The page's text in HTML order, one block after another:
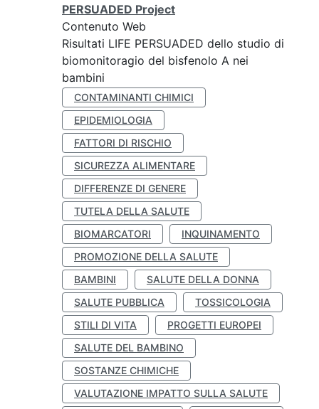
PERSUADED Project
Contenuto Web
Risultati LIFE PERSUADED dello studio di
biomonitoragio del bisfenolo A nei
bambini
CONTAMINANTI CHIMICI
EPIDEMIOLOGIA
FATTORI DI RISCHIO
SICUREZZA ALIMENTARE
DIFFERENZE DI GENERE
TUTELA DELLA SALUTE
BIOMARCATORI
INQUINAMENTO
PROMOZIONE DELLA SALUTE
BAMBINI
SALUTE DELLA DONNA
SALUTE PUBBLICA
TOSSICOLOGIA
STILI DI VITA
PROGETTI EUROPEI
SALUTE DEL BAMBINO
SOSTANZE CHIMICHE
VALUTAZIONE IMPATTO SULLA SALUTE